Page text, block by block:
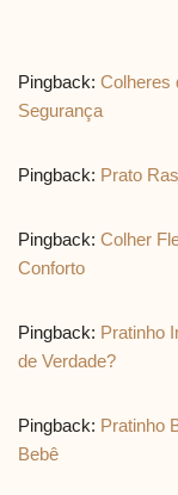
Pingback: Colheres
Segurança
Pingback: Prato
Pingback: Colher
Conforto
Pingback: Pratinho
de Verdade?
Pingback: Pratinho
Bebê